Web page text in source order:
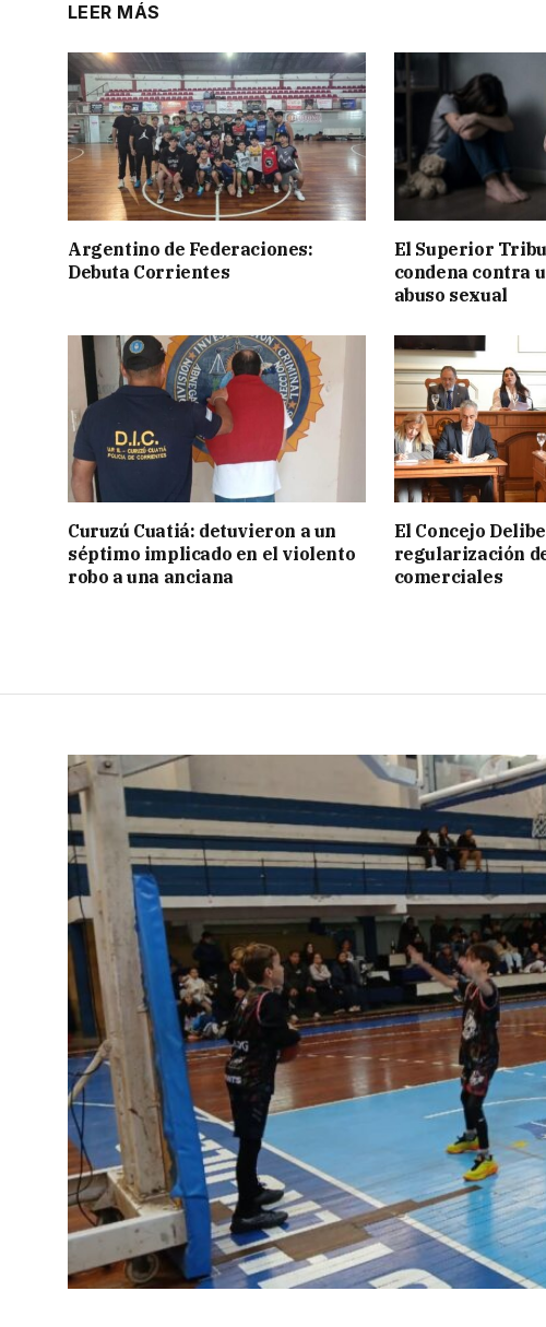
LEER MÁS
Argentino de Federaciones:
Debuta Corrientes
El Superior
condena contra
abuso sexual
Curuzú Cuatiá: detuvieron a un
séptimo implicado en el violento
robo a una anciana
El Concejo
regularización
comerciales